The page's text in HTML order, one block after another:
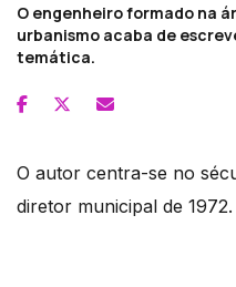
O engenheiro formado na
urbanismo acaba de
temática.
O autor centra-se no
diretor municipal de 1972.